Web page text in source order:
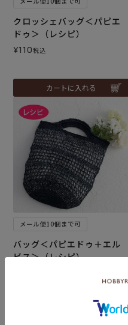
クロッシェバッグ＜パピエ
ドゥ＞（レシピ）
¥110税込
カートに入れる
メール便10個まで可
バッグ＜パピエドゥ＋エル
ビス＞（レシピ）